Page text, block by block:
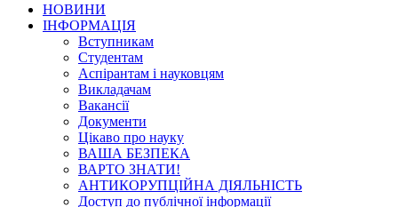
НОВИНИ
ІНФОРМАЦІЯ
Вступникам
Студентам
Аспірантам і науковцям
Викладачам
Вакансії
Документи
Цікаво про науку
ВАША БЕЗПЕКА
ВАРТО ЗНАТИ!
АНТИКОРУПЦІЙНА ДІЯЛЬНІСТЬ
Доступ до публічної інформації